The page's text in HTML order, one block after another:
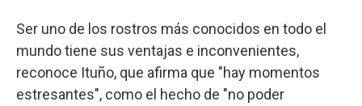
Ser uno de los rostros más conocidos en todo el
mundo tiene sus ventajas e inconvenientes,
reconoce Ituño, que afirma que "hay momentos
estresantes", como el hecho de "no poder